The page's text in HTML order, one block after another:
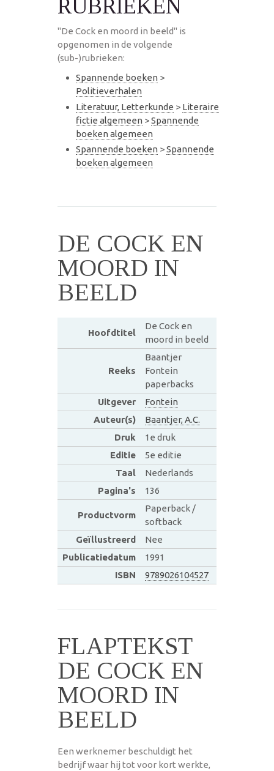
RUBRIEKEN
"De Cock en moord in beeld" is
opgenomen in de volgende
(sub-)rubrieken:
Spannende boeken >
Politieverhalen
Literatuur, Letterkunde > Literaire
fictie algemeen >Spannende
boeken algemeen
Spannende boeken >Spannende
boeken algemeen
DE COCK EN
MOORD IN
BEELD
Hoofdtitel
De Cock en
moord in beeld
Reeks
Baantjer
Fontein
paperbacks
Uitgever
Fontein
Auteur(s)
Baantjer, A.C.
Druk
1e druk
Editie
5e editie
Taal
Nederlands
Pagina's
136
Productvorm
Paperback /
softback
Geïllustreerd
Nee
Publicatiedatum
1991
ISBN
9789026104527
FLAPTEKST
DE COCK EN
MOORD IN
BEELD
Een werknemer beschuldigt het
bedrijf waar hij tot voor kort werkte,